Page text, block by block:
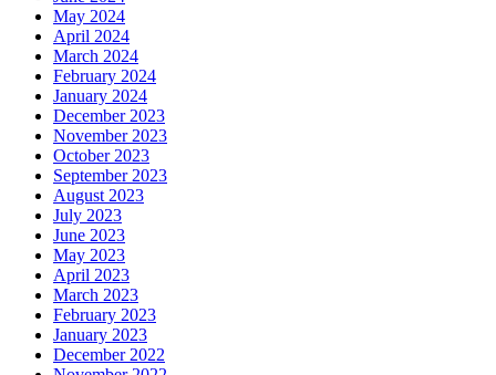
May 2024
April 2024
March 2024
February 2024
January 2024
December 2023
November 2023
October 2023
September 2023
August 2023
July 2023
June 2023
May 2023
April 2023
March 2023
February 2023
January 2023
December 2022